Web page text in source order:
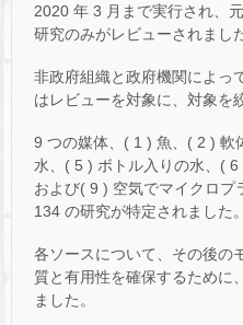
2020 年 3 月まで実行され、
研究のみがレビューされまし
非政府組織と政府機関によっ
はレビューを対象に、対象を
9 つの媒体、( 1 ) 魚、( 2 ) 軟
水、( 5 ) ボトル入りの水、( 6
および( 9 ) 空気でマイクロプ
134 の研究が特定されました。
各ソースについて、その後の
質と有用性を確保するために
ました。